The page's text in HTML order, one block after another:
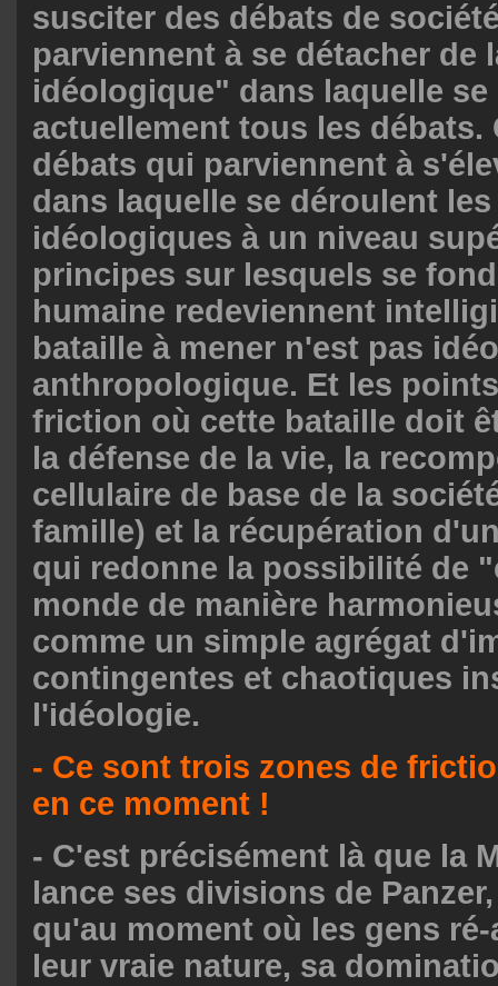
susciter des débats de
parviennent à se détacher de
idéologique" dans laquelle
actuellement tous les débats.
débats qui parviennent à
dans laquelle se déroulent
idéologiques à un niveau
principes sur lesquels se
humaine redeviennent
bataille à mener n'est pas
anthropologique. Et les
friction où cette bataille doit
la défense de la vie, la
cellulaire de base de la
famille) et la récupération
qui redonne la possibilité de
monde de manière
comme un simple agrégat
contingentes et chaotiques
l'idéologie.
- Ce sont trois zones de
en ce moment !
- C'est précisément là que la
lance ses divisions de
qu'au moment où les gens
leur vraie nature, sa